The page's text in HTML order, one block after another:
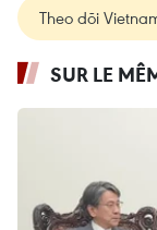
Theo dõi
SUR LE